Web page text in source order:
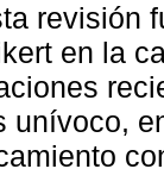
revisión
en la
unívoco,